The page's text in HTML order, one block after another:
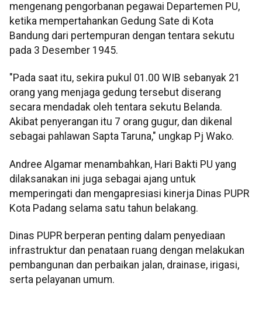
mengenang pengorbanan pegawai Departemen PU,
ketika mempertahankan Gedung Sate di Kota
Bandung dari pertempuran dengan tentara sekutu
pada 3 Desember 1945.
"Pada saat itu, sekira pukul 01.00 WIB sebanyak 21
orang yang menjaga gedung tersebut diserang
secara mendadak oleh tentara sekutu Belanda.
Akibat penyerangan itu 7 orang gugur, dan dikenal
sebagai pahlawan Sapta Taruna," ungkap Pj Wako.
Andree Algamar menambahkan, Hari Bakti PU yang
dilaksanakan ini juga sebagai ajang untuk
memperingati dan mengapresiasi kinerja Dinas PUPR
Kota Padang selama satu tahun belakang.
Dinas PUPR berperan penting dalam penyediaan
infrastruktur dan penataan ruang dengan melakukan
pembangunan dan perbaikan jalan, drainase, irigasi,
serta pelayanan umum.